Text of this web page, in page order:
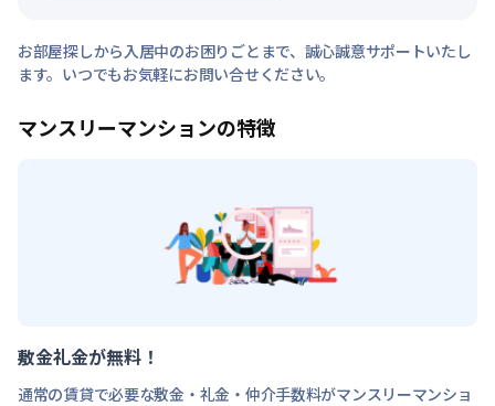
お部屋探しから入居中のお困りごとまで、誠心誠意サポートいたし
ます。いつでもお気軽にお問い合せください。
マンスリーマンションの特徴
敷金礼金が無料！
通常の賃貸で必要な敷金・礼金・仲介手数料がマンスリーマンショ